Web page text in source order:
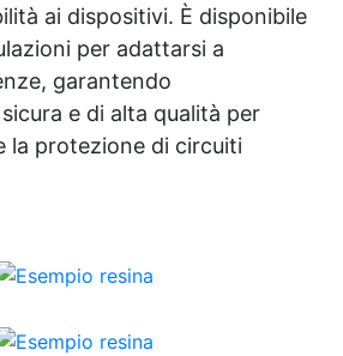
ai dispositivi. È disponibile
per adattarsi a
garantendo
sicura e di alta qualità per
la protezione di circuiti